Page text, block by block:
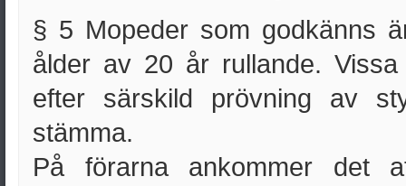
§ 5 Mopeder som godkänns
ålder av 20 år rullande.
efter särskild prövning av
stämma.
På förarna ankommer det